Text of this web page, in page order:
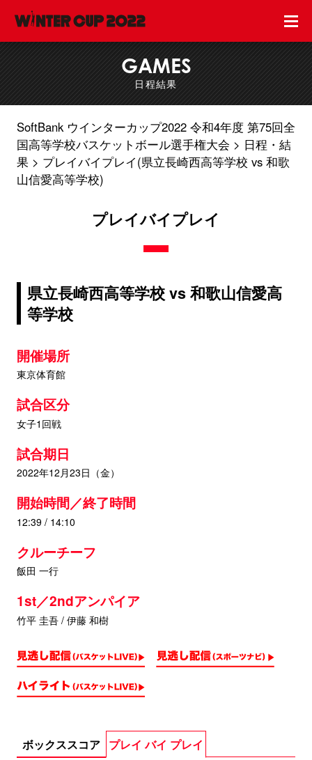
GAMES
日程結果
SoftBank ウインターカップ2022 令和4年度 第75回全
国高等学校バスケットボール選手権大会
日程・結
果
プレイバイプレイ(県立長崎西高等学校 vs 和歌
山信愛高等学校)
プレイバイプレイ
県立長崎西高等学校 vs 和歌山信愛高
等学校
開催場所
東京体育館
試合区分
女子1回戦
試合期日
2022年12月23日（金）
開始時間／終了時間
12:39 / 14:10
クルーチーフ
飯田 一行
1st／2ndアンパイア
竹平 圭吾 / 伊藤 和樹
ボックススコア プレイ バイ プレイ